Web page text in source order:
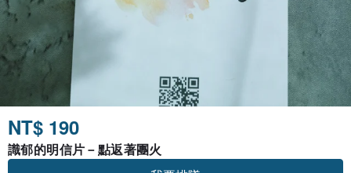
NT$ 190
識郁的明信片－點返著團火